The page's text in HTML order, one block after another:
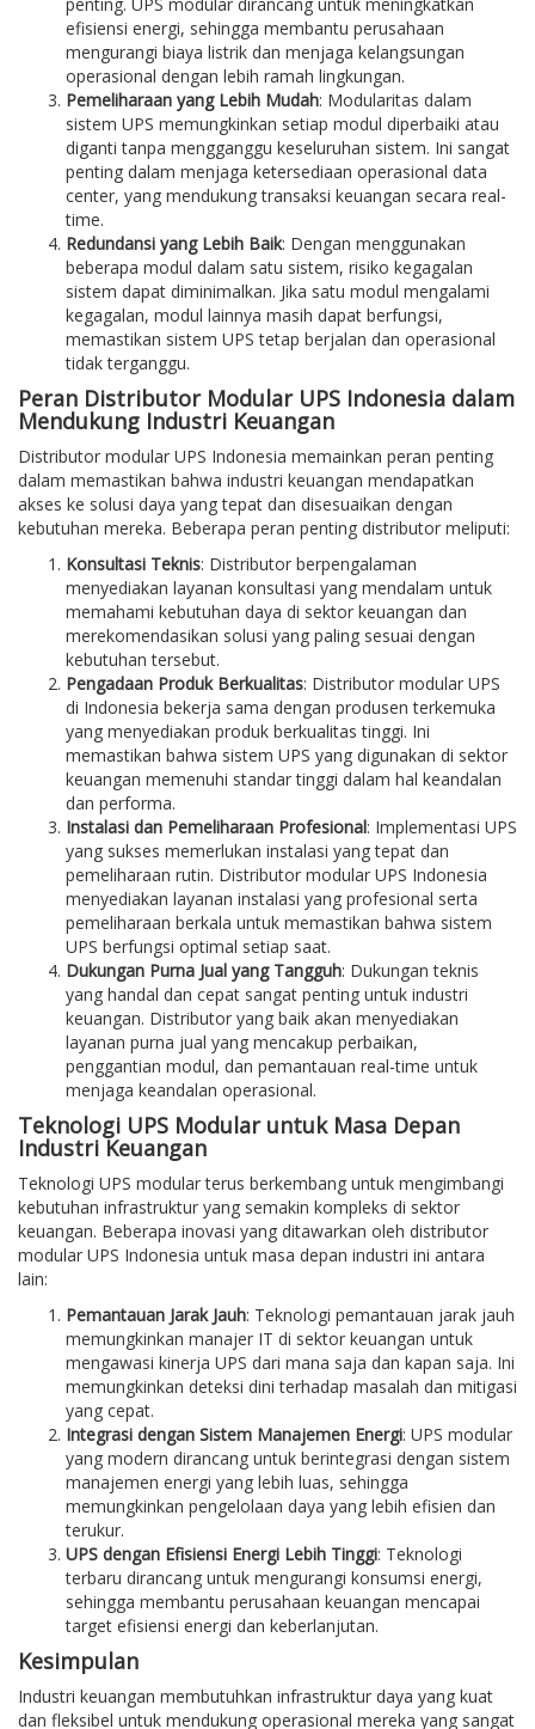
efisiensi energi, sehingga membantu perusahaan
mengurangi biaya listrik dan menjaga kelangsungan
operasional dengan lebih ramah lingkungan.
Pemeliharaan yang Lebih Mudah: Modularitas dalam
sistem UPS memungkinkan setiap modul diperbaiki atau
diganti tanpa mengganggu keseluruhan sistem. Ini sangat
penting dalam menjaga ketersediaan operasional data
center, yang mendukung transaksi keuangan secara real-
time.
Redundansi yang Lebih Baik: Dengan menggunakan
beberapa modul dalam satu sistem, risiko kegagalan
sistem dapat diminimalkan. Jika satu modul mengalami
kegagalan, modul lainnya masih dapat berfungsi,
memastikan sistem UPS tetap berjalan dan operasional
tidak terganggu.
Peran Distributor Modular UPS Indonesia dalam
Mendukung Industri Keuangan
Distributor modular UPS Indonesia memainkan peran penting
dalam memastikan bahwa industri keuangan mendapatkan
akses ke solusi daya yang tepat dan disesuaikan dengan
kebutuhan mereka. Beberapa peran penting distributor meliputi:
Konsultasi Teknis: Distributor berpengalaman
menyediakan layanan konsultasi yang mendalam untuk
memahami kebutuhan daya di sektor keuangan dan
merekomendasikan solusi yang paling sesuai dengan
kebutuhan tersebut.
Pengadaan Produk Berkualitas: Distributor modular UPS
di Indonesia bekerja sama dengan produsen terkemuka
yang menyediakan produk berkualitas tinggi. Ini
memastikan bahwa sistem UPS yang digunakan di sektor
keuangan memenuhi standar tinggi dalam hal keandalan
dan performa.
Instalasi dan Pemeliharaan Profesional: Implementasi UPS
yang sukses memerlukan instalasi yang tepat dan
pemeliharaan rutin. Distributor modular UPS Indonesia
menyediakan layanan instalasi yang profesional serta
pemeliharaan berkala untuk memastikan bahwa sistem
UPS berfungsi optimal setiap saat.
Dukungan Purna Jual yang Tangguh: Dukungan teknis
yang handal dan cepat sangat penting untuk industri
keuangan. Distributor yang baik akan menyediakan
layanan purna jual yang mencakup perbaikan,
penggantian modul, dan pemantauan real-time untuk
menjaga keandalan operasional.
Teknologi UPS Modular untuk Masa Depan
Industri Keuangan
Teknologi UPS modular terus berkembang untuk mengimbangi
kebutuhan infrastruktur yang semakin kompleks di sektor
keuangan. Beberapa inovasi yang ditawarkan oleh distributor
modular UPS Indonesia untuk masa depan industri ini antara
lain:
Pemantauan Jarak Jauh: Teknologi pemantauan jarak jauh
memungkinkan manajer IT di sektor keuangan untuk
mengawasi kinerja UPS dari mana saja dan kapan saja. Ini
memungkinkan deteksi dini terhadap masalah dan mitigasi
yang cepat.
Integrasi dengan Sistem Manajemen Energi: UPS modular
yang modern dirancang untuk berintegrasi dengan sistem
manajemen energi yang lebih luas, sehingga
memungkinkan pengelolaan daya yang lebih efisien dan
terukur.
UPS dengan Efisiensi Energi Lebih Tinggi: Teknologi
terbaru dirancang untuk mengurangi konsumsi energi,
sehingga membantu perusahaan keuangan mencapai
target efisiensi energi dan keberlanjutan.
Kesimpulan
Industri keuangan membutuhkan infrastruktur daya yang kuat
dan fleksibel untuk mendukung operasional mereka yang sangat